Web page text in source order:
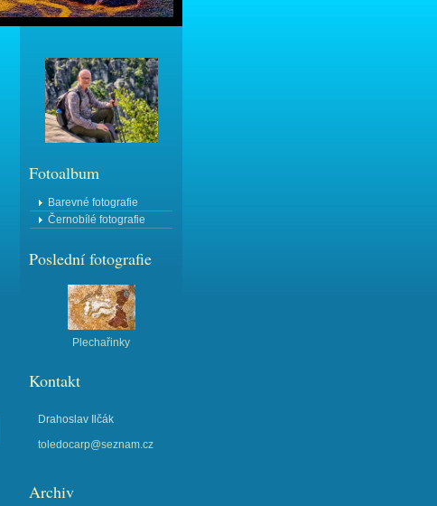
Fotoalbum
Barevné fotografie
Černobílé fotografie
Poslední fotografie
Plechařinky
Kontakt
Drahoslav Ilčák
toledocarp@seznam.cz
Archiv